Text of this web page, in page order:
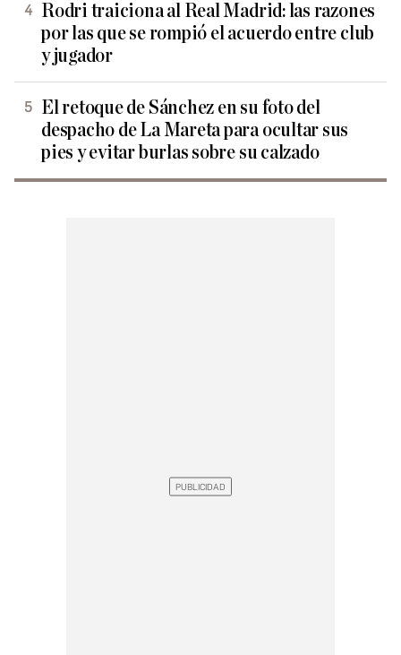
Rodri traiciona al Real Madrid: las razones
por las que se rompió el acuerdo entre club
y jugador
El retoque de Sánchez en su foto del
despacho de La Mareta para ocultar sus
pies y evitar burlas sobre su calzado